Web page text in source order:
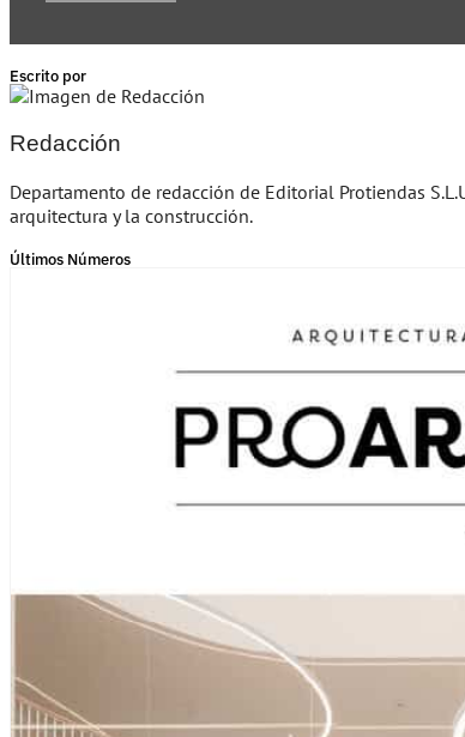
Escrito por
Redacción
Departamento de redacción de Editorial Protiendas
arquitectura y la construcción.
Últimos Números